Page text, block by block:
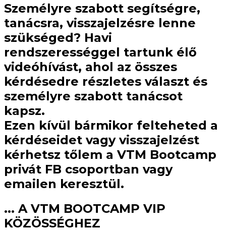
Személyre szabott segítségre,
tanácsra, visszajelzésre lenne
szükséged? Havi
rendszerességgel tartunk élő
videóhívást, ahol az összes
kérdésedre részletes választ és
személyre szabott tanácsot
kapsz.
Ezen kívül bármikor felteheted a
kérdéseidet vagy visszajelzést
kérhetsz tőlem a VTM Bootcamp
privát FB csoportban vagy
emailen keresztül.
... A VTM BOOTCAMP VIP
KÖZÖSSÉGHEZ